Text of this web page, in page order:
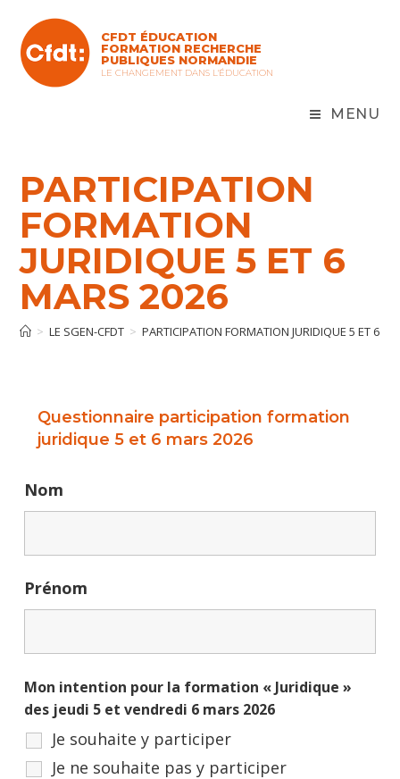
content
CFDT ÉDUCATION
FORMATION RECHERCHE
PUBLIQUES NORMANDIE
LE CHANGEMENT DANS L'ÉDUCATION
MENU
PARTICIPATION
FORMATION
JURIDIQUE 5 ET 6
MARS 2026
> LE SGEN-CFDT > PARTICIPATION FORMATION JURIDIQUE 5 ET 6
Questionnaire participation formation
juridique 5 et 6 mars 2026
Nom
Prénom
Mon intention pour la formation « Juridique »
des jeudi 5 et vendredi 6 mars 2026
Je souhaite y participer
Je ne souhaite pas y participer